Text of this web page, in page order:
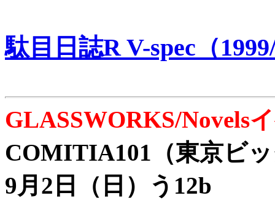
駄目日誌R V-spec（
GLASSWORKS/Novels
COMITIA101（東京ビ
9月2日（日）う12b